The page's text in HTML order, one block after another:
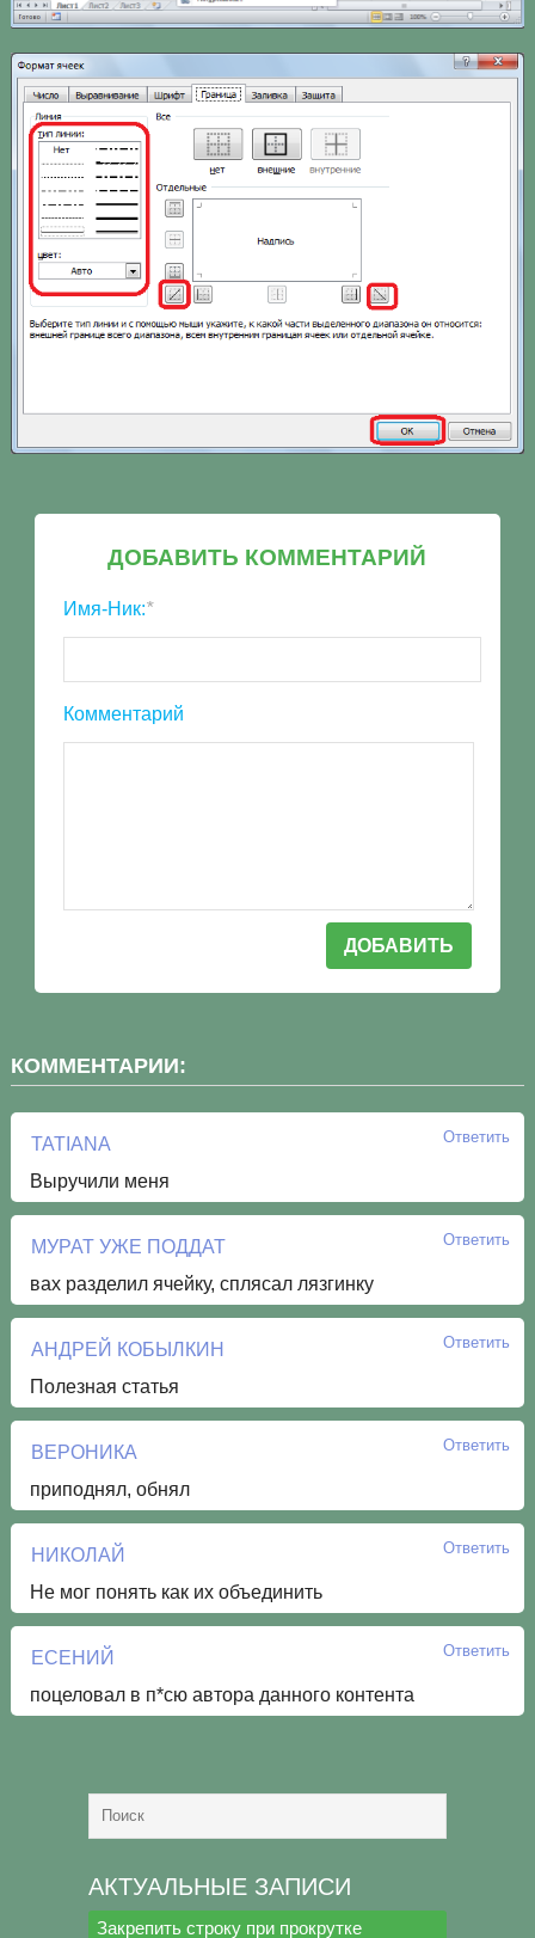
ДОБАВИТЬ КОММЕНТАРИЙ
Имя-Ник:*
Комментарий
КОММЕНТАРИИ:
TATIANA Ответить
Выручили меня
МУРАТ УЖЕ ПОДДАТ Ответить
вах разделил ячейку, сплясал лязгинку
АНДРЕЙ КОБЫЛКИН Ответить
Полезная статья
ВЕРОНИКА Ответить
приподнял, обнял
НИКОЛАЙ Ответить
Не мог понять как их объединить
ЕСЕНИЙ Ответить
поцеловал в п*сю автора данного контента
АКТУАЛЬНЫЕ ЗАПИСИ
Закрепить строку при прокрутке